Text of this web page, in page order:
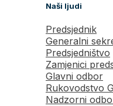
Naši ljudi
Predsjednik
Generalni
Predsjedništvo
Zamjenici
Glavni odbor
Rukovodstvo
Nadzorni